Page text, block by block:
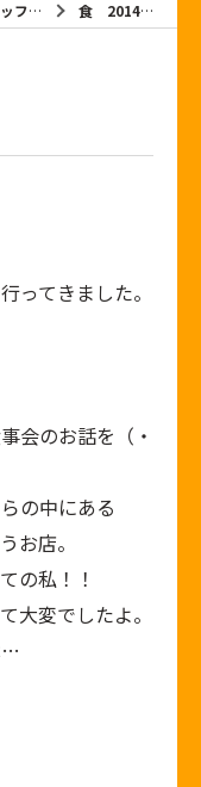
ブログ 食 2014.10.16
ってきました。
会のお話を（・
の中にある
お店。
の私！！
大変でしたよ。
…